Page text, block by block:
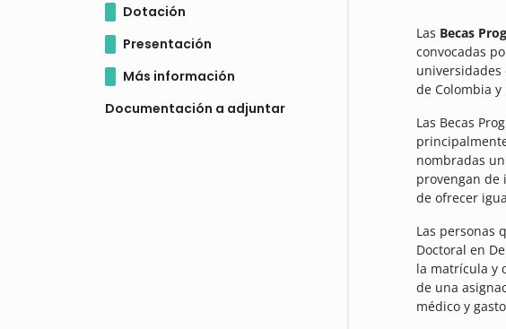
Dotación
Presentación
Más información
Documentación a adjuntar
Las Becas
convocadas
universidades
de Colombia
Las Becas
nombradas
provengan de
de ofrecer
Las personas
Doctoral en
la matrícula y
de una
médico y